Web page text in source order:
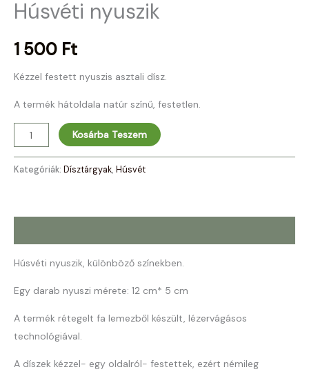
Húsvéti nyuszik
1 500 Ft
Kézzel festett nyuszis asztali dísz.
A termék hátoldala natúr színű, festetlen.
Kosárba Teszem
Kategóriák: Dísztárgyak, Húsvét
Húsvéti nyuszik, különböző színekben.
Egy darab nyuszi mérete: 12 cm* 5 cm
A termék rétegelt fa lemezből készült, lézervágásos
technológiával.
A díszek kézzel- egy oldalról- festettek, ezért némileg